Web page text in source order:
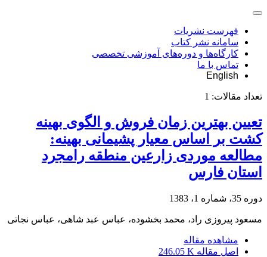
فهرست نشریات
سامانه نشر کتاب
کارگاه‌ها و دوره‌های آموزشی تخصصی
تماس با ما
English
تعداد مقالات: 1
تعیین بهترین زمان فروش و الگوی بهینه
کشت بر اساس معیار پشیمانی بهینه:
مطالعه موردی زارعین منطقه رامجرد
استان فارس
دوره 35، شماره 1، 1383
مسعود پیروزی راد، محمد بخشوده، عباس عبد شاهی، عباس نجاتی
مشاهده مقاله
اصل مقاله 246.05 K